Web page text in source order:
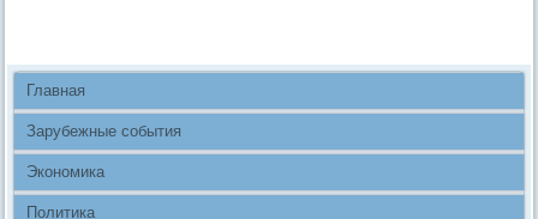
Главная
Зарубежные события
Экономика
Политика